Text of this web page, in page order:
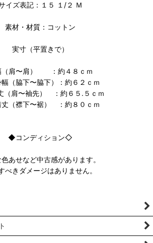
イズ表記：１５ １/２ Ｍ
素材・材質：コットン
実寸（平置きで）
（肩〜肩） ：約４８ｃｍ
脇下〜脇下）：約６２ｃｍ
肩〜袖先） ：約６５.５ｃｍ
襟下〜裾） ：約８０ｃｍ
◆コンディション◇
あせなど中古感があります。
べきダメージはありません。